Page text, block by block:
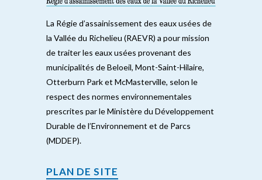
La Régie d’assainissement des eaux usées de
la Vallée du Richelieu (RAEVR) a pour mission
de traiter les eaux usées provenant des
municipalités de Beloeil, Mont-Saint-Hilaire,
Otterburn Park et McMasterville, selon le
respect des normes environnementales
prescrites par le Ministère du Développement
Durable de l’Environnement et de Parcs
(MDDEP).
PLAN DE SITE